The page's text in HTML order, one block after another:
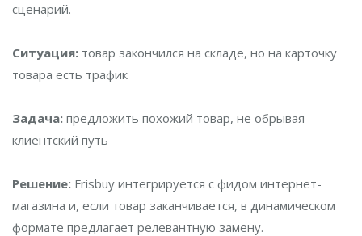
сценарий.
Ситуация: товар закончился на складе, но на карточку
товара есть трафик
Задача: предложить похожий товар, не обрывая
клиентский путь
Решение: Frisbuy интегрируется с фидом интернет-
магазина и, если товар заканчивается, в динамическом
формате предлагает релевантную замену.